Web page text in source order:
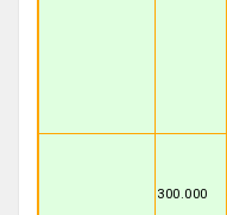
300.000